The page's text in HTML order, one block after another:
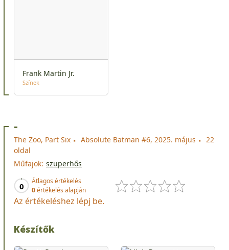
Frank Martin Jr.
Színek
-
The Zoo, Part Six Absolute Batman #6, 2025. május
22
oldal
Műfajok: szuperhős
0
Átlagos értékelés
0értékelés alapján
Az értékeléshez lépj be.
Készítők